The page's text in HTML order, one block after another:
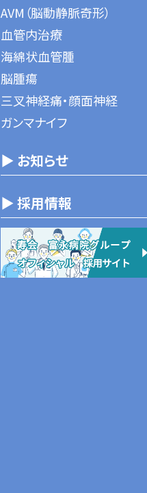
AVM（脳動静脈奇形）
血管内治療
海綿状血管腫
脳腫瘍
三叉神経痛・顔面神経
ガンマナイフ
▶ お知らせ
▶ 採用情報